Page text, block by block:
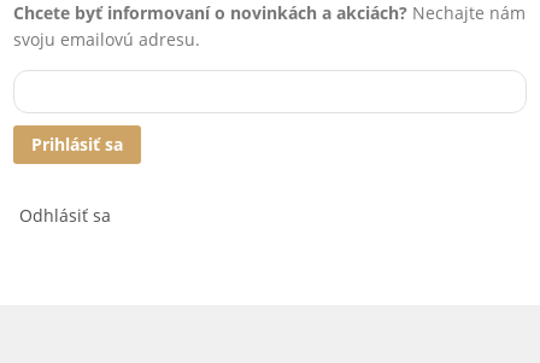
Chcete byť informovaní o novinkách a akciách? Nechajte nám
svoju emailovú adresu.
Prihlásiť sa
Odhlásiť sa